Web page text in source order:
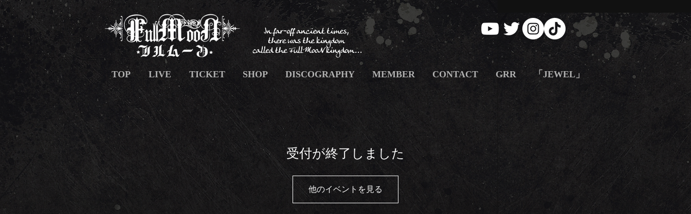
TOP LIVE TICKET SHOP DISCOGRAPHY MEMBER CONTACT GRR 「JEWEL」
受付が終了しました
他のイベントを見る